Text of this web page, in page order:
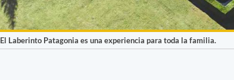
El Laberinto Patagonia es una experiencia para toda la familia.